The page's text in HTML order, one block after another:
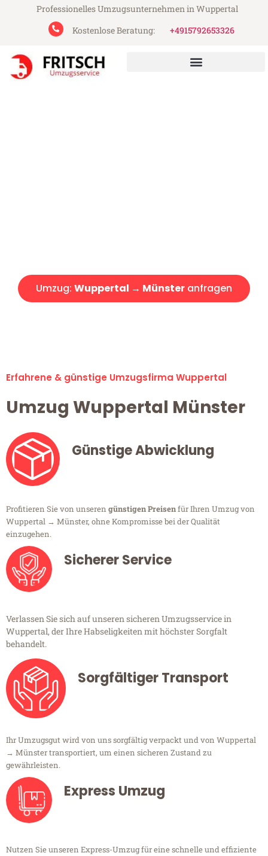
Professionelles Umzugsunternehmen in Wuppertal
Kostenlose Beratung:
+4915792653326
Umzug: Wuppertal → Münster anfragen
Erfahrene & günstige Umzugsfirma Wuppertal
Umzug Wuppertal Münster
Günstige Abwicklung
Profitieren Sie von unseren günstigen Preisenfür Ihren Umzug von
Wuppertal → Münster, ohne Kompromisse bei der Qualität
einzugehen.
Sicherer Service
Verlassen Sie sich auf unseren sicheren Umzugsservice in
Wuppertal, der Ihre Habseligkeiten mit höchster Sorgfalt
behandelt.
Sorgfältiger Transport
Ihr Umzugsgut wird von uns sorgfältig verpackt und von Wuppertal
→ Münster transportiert, um einen sicheren Zustand zu
gewährleisten.
Express Umzug
Nutzen Sie unseren Express-Umzug für eine schnelle und effiziente